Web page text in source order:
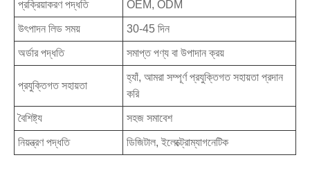
প্রক্রিয়াকরণ পদ্ধতি OEM, ODM
উৎপাদন লিড সময় 30-45 দিন
অর্ডার পদ্ধতি সমাপ্ত পণ্য বা উপাদান ক্রয়
প্রযুক্তিগত সহায়তা
হ্যাঁ, আমরা সম্পূর্ণ প্রযুক্তিগত সহায়তা প্রদান
করি
বৈশিষ্ট্য সহজ সমাবেশ
নিয়ন্ত্রণ পদ্ধতি ডিজিটাল, ইলেক্ট্রোম্যাগনেটিক